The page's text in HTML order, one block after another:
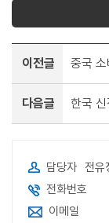
이전글 중국
다음글
담당자 전유
전화번호
이메일